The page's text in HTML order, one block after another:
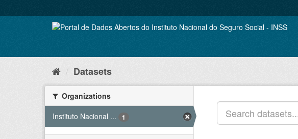
to
Datasets
Organizations
Instituto Nacional ...
1